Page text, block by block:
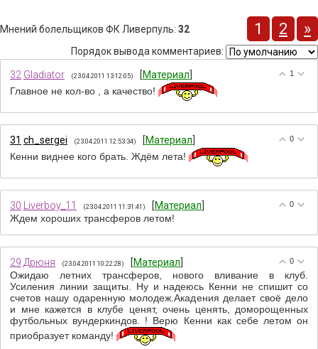
Мнений болельщиков ФК Ливерпуль: 32 1 2 »
Порядок вывода комментариев:
1
32 Gladiator (23.04.2011 13:12:05) [Материал
Главное не кол-во , а качество!
0
31 ch_sergei (23.04.2011 12:53:34) [Материал
Кенни виднее кого брать. Ждём лета!
0
30 Liverboy_11 (23.04.2011 11:31:41) [Материал
Ждeм хороших трaнсфeров лeтом!
0
29 Дрюня (23.04.2011 10:22:28) [Материал
Ожидаю летних трансферов, нового вливание в клуб.
Усиления линии защиты. Ну и надеюсь Кенни не спишит со
счетов нашу одаренную молодеж.Акадения делает своё дело
и мне кажется в клубе ценят, очень ценять, доморощенных
футбольных вундеркиндов. ! Верю Кенни как себе летом он
приобразует команду!